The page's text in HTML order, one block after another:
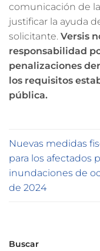
comunicación de
justificar la ayuda
solicitante. Versis
responsabilidad
penalizaciones
los requisitos
pública.
Nuevas medidas
para los afectados
inundaciones de
de 2024
Buscar